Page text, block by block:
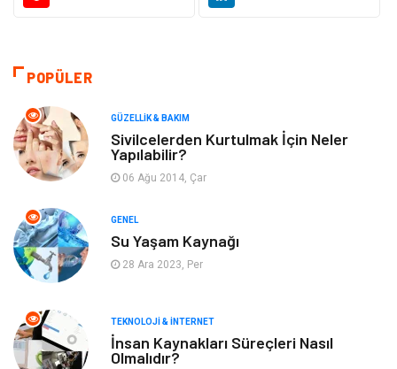
Bilgisayar & Yazılım
Makine
Giyim
Yeme & İçme
Keyif & Hobi Organizasyon
Gayrimenkul Spor
POPÜLER
GÜZELLIK & BAKIM
Sivilcelerden Kurtulmak İçin Neler
Yapılabilir?
06 Ağu 2014, Çar
GENEL
Su Yaşam Kaynağı
28 Ara 2023, Per
TEKNOLOJI & İNTERNET
İnsan Kaynakları Süreçleri Nasıl
Olmalıdır?